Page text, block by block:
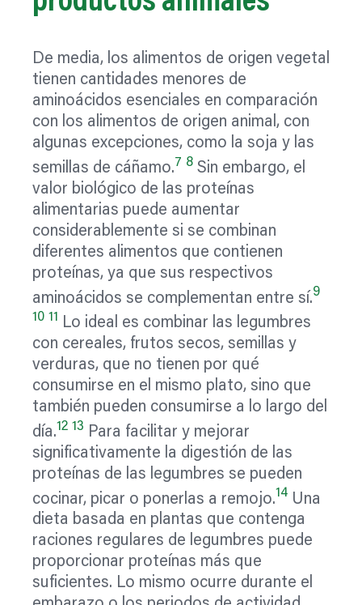
De media, los alimentos de origen vegetal
tienen cantidades menores de
aminoácidos esenciales en comparación
con los alimentos de origen animal, con
algunas excepciones, como la soja y las
semillas de cáñamo.7 8 Sin embargo, el
valor biológico de las proteínas
alimentarias puede aumentar
considerablemente si se combinan
diferentes alimentos que contienen
proteínas, ya que sus respectivos
aminoácidos se complementan entre sí.9
10 11 Lo ideal es combinar las legumbres
con cereales, frutos secos, semillas y
verduras, que no tienen por qué
consumirse en el mismo plato, sino que
también pueden consumirse a lo largo del
día.12 13 Para facilitar y mejorar
significativamente la digestión de las
proteínas de las legumbres se pueden
cocinar, picar o ponerlas a remojo.14 Una
dieta basada en plantas que contenga
raciones regulares de legumbres puede
proporcionar proteínas más que
suficientes. Lo mismo ocurre durante el